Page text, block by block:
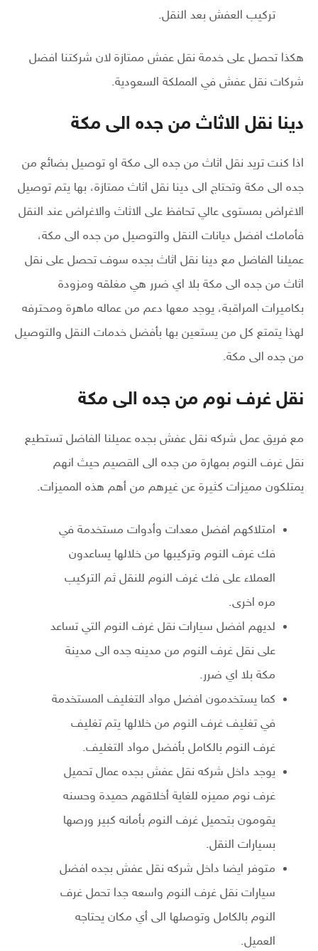
تركيب العفش بعد النقل.
هكذا تحصل على خدمة نقل عفش ممتازة لان شركتنا افضل
شركات نقل عفش في المملكة السعودية.
دينا نقل الاثاث من جده الى مكة
اذا كنت تريد نقل اثاث من جده الى مكة او توصيل بضائع من
جده الى مكة وتحتاج الى دينا نقل اثاث ممتازة، بها يتم توصيل
الاغراض بمستوى عالي تحافظ على الاثاث والاغراض عند النقل
فأمامك افضل ديانات النقل والتوصيل من جده الى مكة،
عميلنا الفاضل مع دينا نقل اثاث بجده سوف تحصل على نقل
اثاث من جده الى مكة بلا اي ضرر هي مغلقه ومزودة
بكاميرات المراقبة، يوجد معها دعم من عماله ماهرة ومحترفه
لهذا يتمتع كل من يستعين بها بأفضل خدمات النقل والتوصيل
من جده الى مكة.
نقل غرف نوم من جده الى مكة
مع فريق عمل شركه نقل عفش بجده عميلنا الفاضل تستطيع
نقل غرف النوم بمهارة من جده الى القصيم حيث انهم
يمتلكون مميزات كثيرة عن غيرهم من أهم هذه المميزات.
امتلاكهم افضل معدات وأدوات مستخدمة في
فك غرف النوم وتركيبها من خلالها يساعدون
العملاء على فك غرف النوم للنقل ثم التركيب
مره اخرى.
لديهم افضل سيارات نقل غرف النوم التي تساعد
على نقل غرف النوم من مدينه جده الى مدينة
مكة بلا اي ضرر.
كما يستخدمون افضل مواد التغليف المستخدمة
في تغليف غرف النوم من خلالها يتم تغليف
غرف النوم بالكامل بأفضل مواد التغليف.
يوجد داخل شركه نقل عفش بجده عمال تحميل
غرف نوم مميزه للغاية أخلاقهم حميدة وحسنه
يقومون بتحميل غرف النوم بأمانه كبير ورصها
بسيارات النقل.
متوفر ايضا داخل شركه نقل عفش بجده افضل
سيارات نقل غرف النوم واسعه جدا تحمل غرف
النوم بالكامل وتوصلها الى أي مكان يحتاجه
العميل.